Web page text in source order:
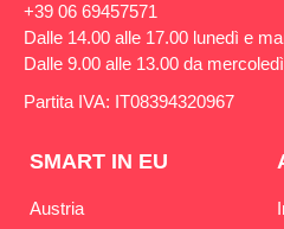
+39 06 69457571
Dalle 14.00 alle 17.00 lunedì e
Dalle 9.00 alle 13.00 da
Partita IVA: IT08394320967
SMART IN EU
Austria